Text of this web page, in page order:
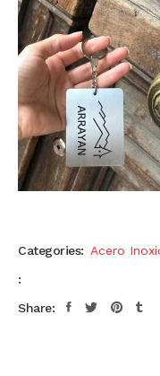
Categories: Acero
:
Share: